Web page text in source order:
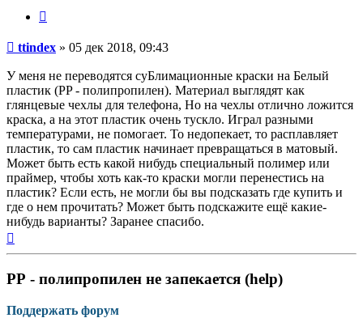
Непрочитанное
ttindex » 05 дек 2018, 09:43
У меня не переводятся суБлимационные краски на Белый
пластик (PP - полипропилен). Материал выглядят как
глянцевые чехлы для телефона, Но на чехлы отлично ложится
краска, а на этот пластик очень тускло. Играл разными
температурами, не помогает. То недопекает, то расплавляет
пластик, то сам пластик начинает превращаться в матовый.
Может быть есть какой нибудь специальный полимер или
праймер, чтобы хоть как-то краски могли перенестись на
пластик? Если есть, не могли бы вы подсказать где купить и
где о нем прочитать? Может быть подскажите ещё какие-
нибудь варианты? Заранее спасибо.
РР - полипропилен не запекается (help)
Поддержать форум